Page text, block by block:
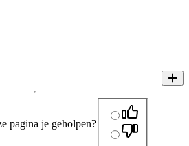
pagina je geholpen?